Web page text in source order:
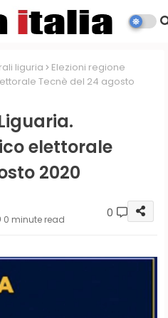
liguria
Elezioni regione
Tecnè del 24 agosto
elettorale
2020
0 minute read 0